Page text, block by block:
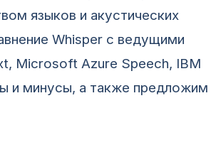
языков и акустических
Whisper с ведущими
Microsoft Azure Speech, IBM
и минусы, а также предложим